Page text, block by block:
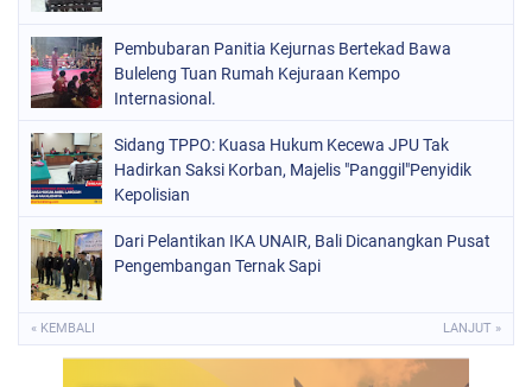
Pembubaran Panitia Kejurnas Bertekad Bawa
Buleleng Tuan Rumah Kejuraan Kempo
Internasional.
Sidang TPPO: Kuasa Hukum Kecewa JPU Tak
Hadirkan Saksi Korban, Majelis "Panggil"Penyidik
Kepolisian
Dari Pelantikan IKA UNAIR, Bali Dicanangkan Pusat
Pengembangan Ternak Sapi
« KEMBALI LANJUT »